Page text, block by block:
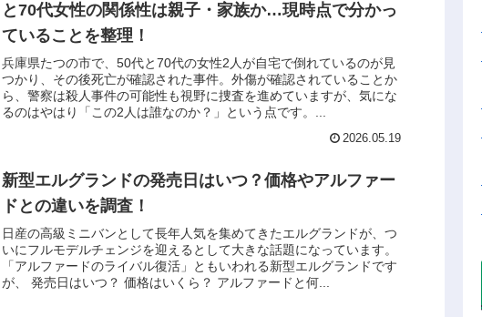
と70代女性の関係性は親子・家族か…現時点で分かっ
ていることを整理！
兵庫県たつの市で、50代と70代の女性2人が自宅で倒れているのが見
つかり、その後死亡が確認された事件。外傷が確認されていることか
ら、警察は殺人事件の可能性も視野に捜査を進めていますが、気にな
るのはやはり「この2人は誰なのか？」という点です。...
2026.05.19
新型エルグランドの発売日はいつ？価格やアルファー
ドとの違いを調査！
日産の高級ミニバンとして長年人気を集めてきたエルグランドが、つ
いにフルモデルチェンジを迎えるとして大きな話題になっています。
「アルファードのライバル復活」ともいわれる新型エルグランドです
が、 発売日はいつ？ 価格はいくら？ アルファードと何...